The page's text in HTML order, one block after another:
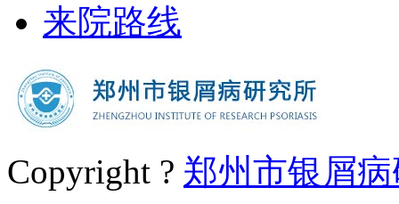
来院路线
Copyright ? 郑州市银屑